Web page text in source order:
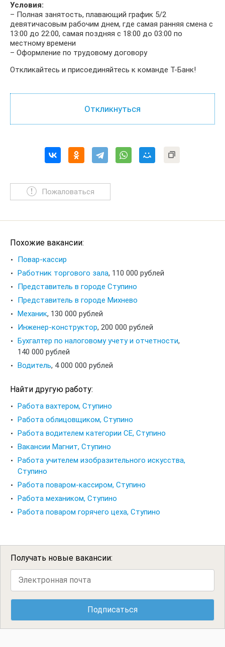
Условия:
– Полная занятость, плавающий график 5/2
девятичасовым рабочим днем, где самая ранняя смена с
13:00 до 22:00, самая поздняя с 18:00 до 03:00 по
местному времени
– Оформление по трудовому договору
Откликайтесь и присоединяйтесь к команде Т-Банк!
Пожаловаться
Похожие вакансии:
Повар-кассир
Работник торгового зала, 110 000 рублей
Представитель в городе Ступино
Представитель в городе Михнево
Механик, 130 000 рублей
Инженер-конструктор, 200 000 рублей
Бухгалтер по налоговому учету и отчетности,
140 000 рублей
Водитель, 4 000 000 рублей
Найти другую работу:
Работа вахтером, Ступино
Работа облицовщиком, Ступино
Работа водителем категории CE, Ступино
Вакансии Магнит, Ступино
Работа учителем изобразительного искусства,
Ступино
Работа поваром-кассиром, Ступино
Работа механиком, Ступино
Работа поваром горячего цеха, Ступино
Получать новые вакансии: